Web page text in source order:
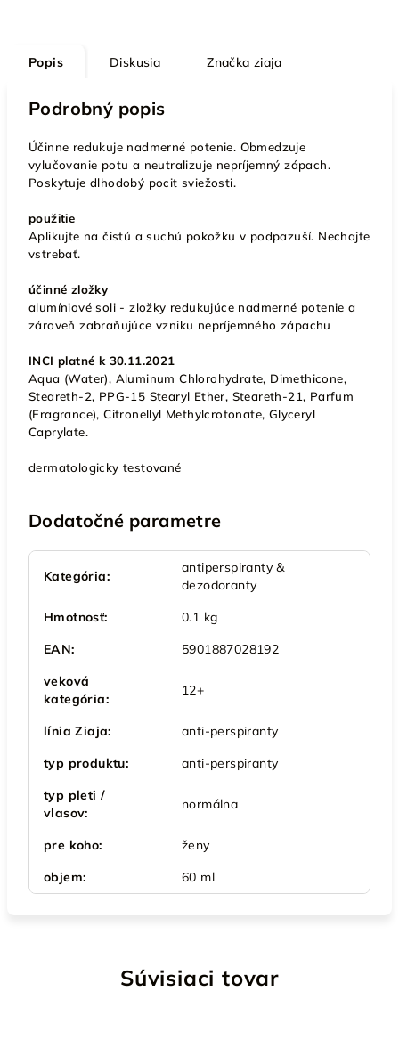
Popis Diskusia Značka ziaja
Podrobný popis
Účinne redukuje nadmerné potenie. Obmedzuje
vylučovanie potu a neutralizuje nepríjemný zápach.
Poskytuje dlhodobý pocit sviežosti.
použitie
Aplikujte na čistú a suchú pokožku v podpazuší. Nechajte
vstrebať.
účinné zložky
alumíniové soli - zložky redukujúce nadmerné potenie a
zároveň zabraňujúce vzniku nepríjemného zápachu
INCI platné k 30.11.2021
Aqua (Water), Aluminum Chlorohydrate, Dimethicone,
Steareth-2, PPG-15 Stearyl Ether, Steareth-21, Parfum
(Fragrance), Citronellyl Methylcrotonate, Glyceryl
Caprylate.
dermatologicky testované
Dodatočné parametre
Kategória:
antiperspiranty &
dezodoranty
Hmotnosť:
0.1 kg
EAN:
5901887028192
veková
kategória:
12+
línia Ziaja:
anti-perspiranty
typ produktu:
anti-perspiranty
typ pleti /
vlasov:
normálna
pre koho:
ženy
objem: 60 ml
Súvisiaci tovar